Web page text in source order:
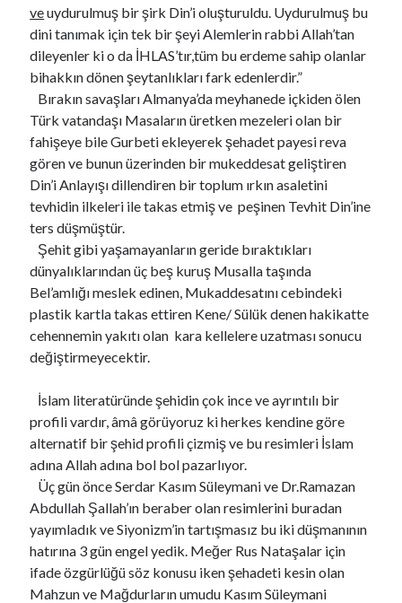
veuydurulmuş bir şirk Din’i oluşturuldu. Uydurulmuş bu
dini tanımak için tek bir şeyi Alemlerin rabbi Allah’tan
dileyenler ki o da İHLAS’tır,tüm bu erdeme sahip olanlar
bihakkın dönen şeytanlıkları fark edenlerdir.”
Bırakın savaşları Almanya’da meyhanede içkiden ölen
Türk vatandaşı Masaların üretken mezeleri olan bir
fahişeye bile Gurbeti ekleyerek şehadet payesi reva
gören ve bunun üzerinden bir mukeddesat geliştiren
Din’i Anlayışı dillendiren bir toplum ırkın asaletini
tevhidin ilkeleri ile takas etmiş ve peşinen Tevhit Din’ine
ters düşmüştür.
Şehit gibi yaşamayanların geride bıraktıkları
dünyalıklarından üç beş kuruş Musalla taşında
Bel’amlığı meslek edinen, Mukaddesatını cebindeki
plastik kartla takas ettiren Kene/ Sülük denen hakikatte
cehennemin yakıtı olan kara kellelere uzatması sonucu
değiştirmeyecektir.
İslam literatüründe şehidin çok ince ve ayrıntılı bir
profili vardır, âmâ görüyoruz ki herkes kendine göre
alternatif bir şehid profili çizmiş ve bu resimleri İslam
adına Allah adına bol bol pazarlıyor.
Üç gün önce Serdar Kasım Süleymani ve Dr.Ramazan
Abdullah Şallah’ın beraber olan resimlerini buradan
yayımladık ve Siyonizm’in tartışmasız bu iki düşmanının
hatırına 3 gün engel yedik. Meğer Rus Nataşalar için
ifade özgürlüğü söz konusu iken şehadeti kesin olan
Mahzun ve Mağdurların umudu Kasım Süleymani